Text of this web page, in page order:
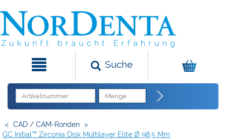
Suche
< CAD / CAM-Ronden >
GC Initial™ Zirconia Disk Multilayer Elite Ø 98,5 Mm